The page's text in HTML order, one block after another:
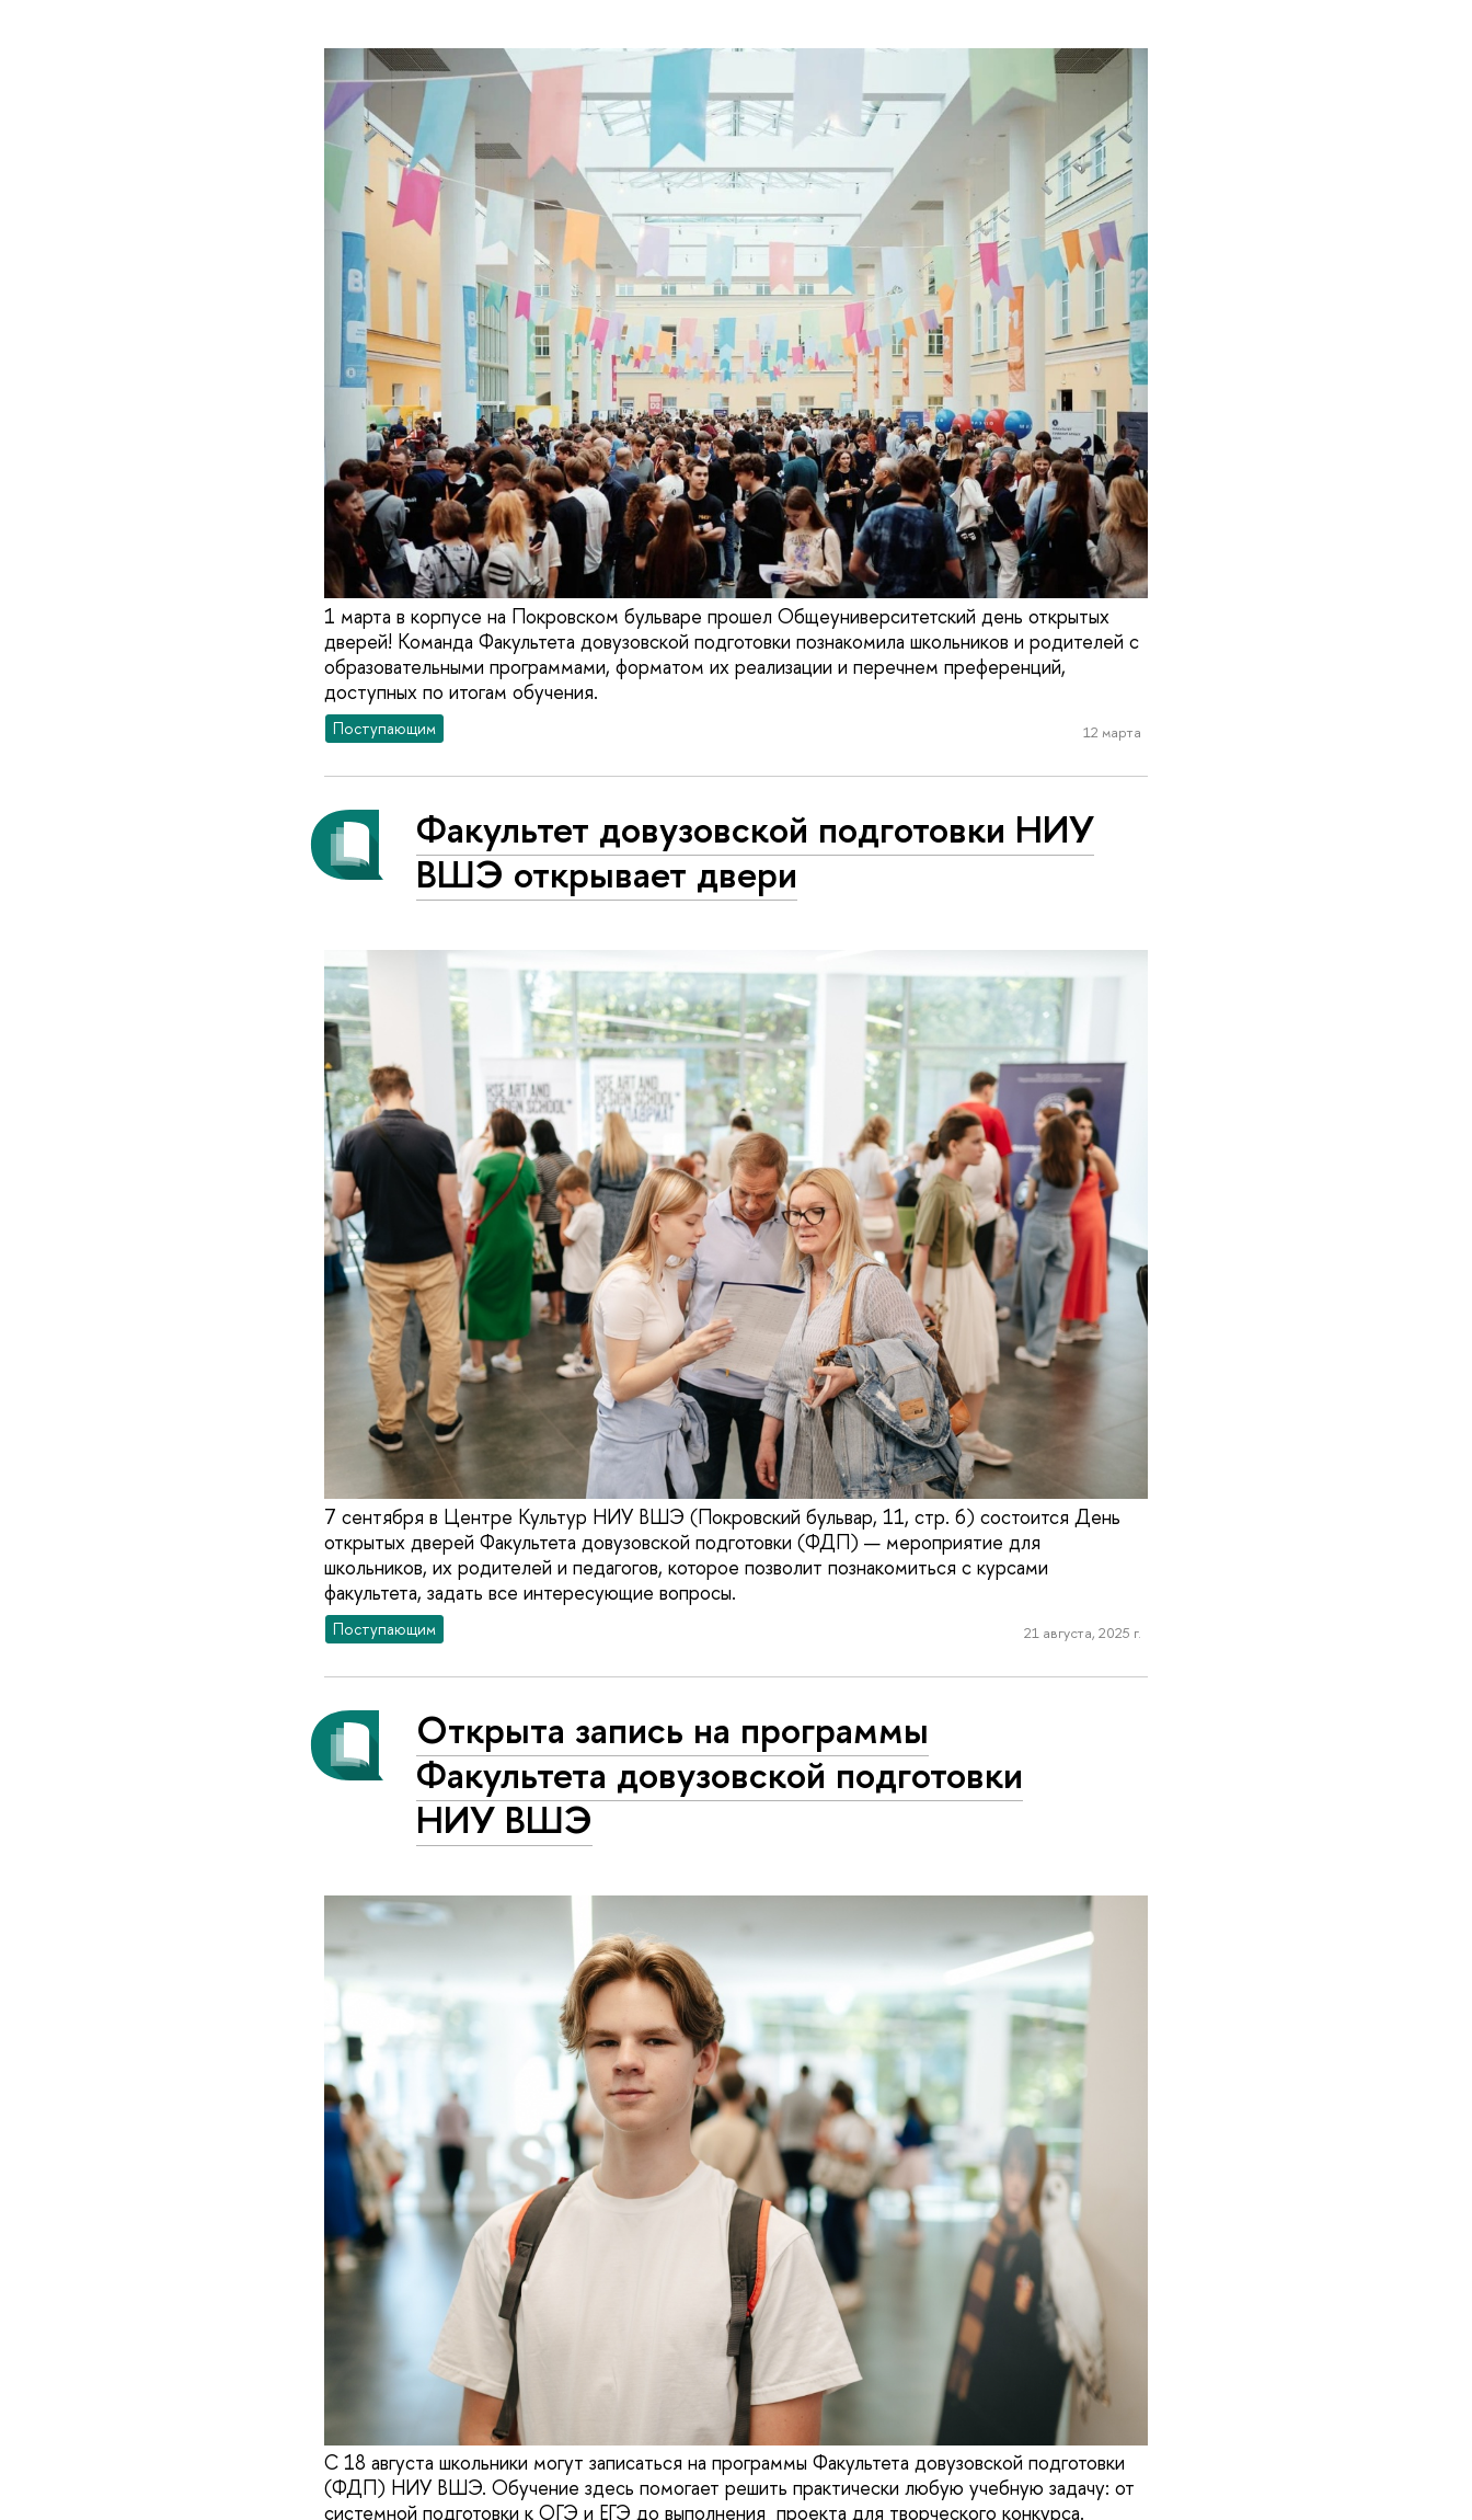
1 марта в корпусе на Покровском бульваре прошел Общеуниверситетский день открытых
дверей! Команда Факультета довузовской подготовки познакомила школьников и родителей с
образовательными программами, форматом их реализации и перечнем преференций,
доступных по итогам обучения.
Поступающим 12 марта
Факультет довузовской подготовки НИУ
ВШЭ открывает двери
7 сентября в Центре Культур НИУ ВШЭ (Покровский бульвар, 11, стр. 6) состоится День
открытых дверей Факультета довузовской подготовки (ФДП) — мероприятие для
школьников, их родителей и педагогов, которое позволит познакомиться с курсами
факультета, задать все интересующие вопросы.
Поступающим 21 августа, 2025 г.
Открыта запись на программы
Факультета довузовской подготовки
НИУ ВШЭ
С 18 августа школьники могут записаться на программы Факультета довузовской подготовки
(ФДП) НИУ ВШЭ. Обучение здесь помогает решить практически любую учебную задачу: от
системной подготовки к ОГЭ и ЕГЭ до выполнения проекта для творческого конкурса.